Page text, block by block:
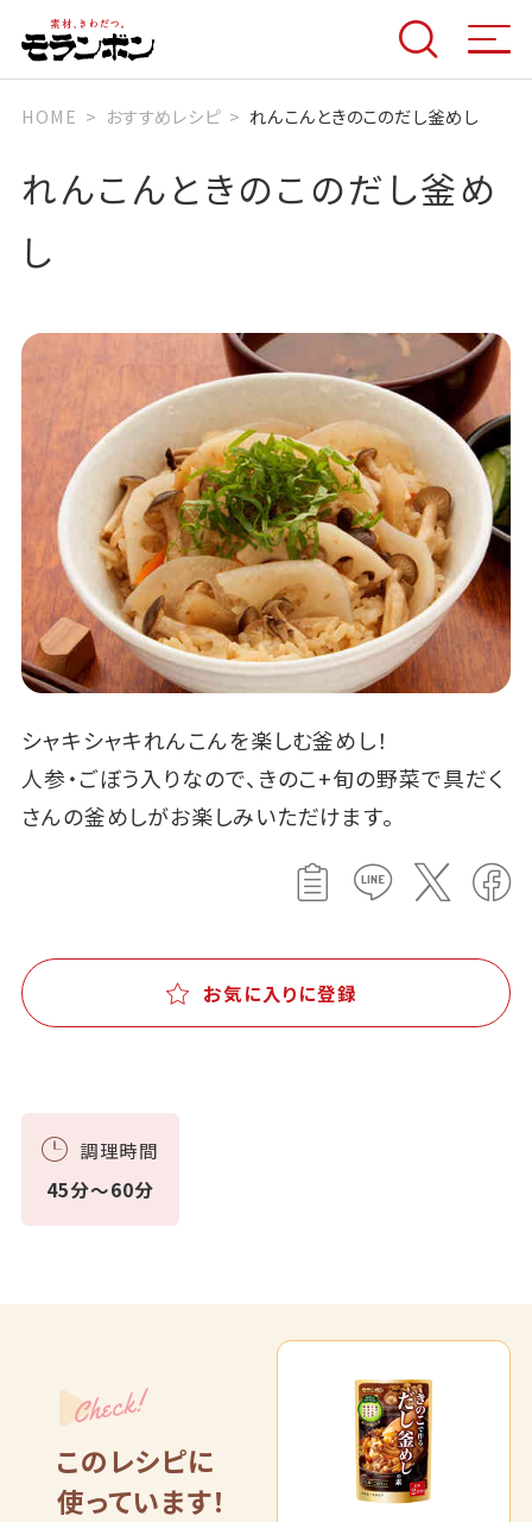
HOME おすすめレシピ れんこんときのこのだし釜めし
れんこんときのこのだし釜め
し
シャキシャキれんこんを楽しむ釜めし！
人参・ごぼう入りなので、きのこ+旬の野菜で具だく
さんの釜めしがお楽しみいただけます。
お気に入りに登録
調理時間
45分～60分
Check!
このレシピに
使っています！